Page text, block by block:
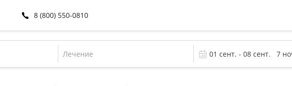
8 (800) 550-0810
Лечение